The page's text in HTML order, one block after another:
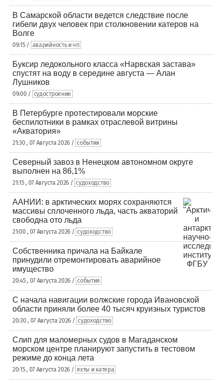
В Самарской области ведется следствие после
гибели двух человек при столкновении катеров на
Волге
09:15 / аварийность и чп
Буксир ледокольного класса «Нарвская застава»
спустят на воду в середине августа — Алан
Лушников
09:00 / судостроение
В Петербурге протестировали морские
беспилотники в рамках отраслевой витрины
«Акватория»
21:30 , 07 Августа 2026 / события
Северный завоз в Ненецком автономном округе
выполнен на 86,1%
21:15 , 07 Августа 2026 / судоходство
ААНИИ: в арктических морях сохраняются
массивы сплоченного льда, часть акваторий
свободна ото льда
21:00 , 07 Августа 2026 / судоходство
Собственника причала на Байкале
принудили отремонтировать аварийное
имущество
20:45 , 07 Августа 2026 / события
С начала навигации волжские города Ивановской
области приняли более 40 тысяч круизных туристов
20:30 , 07 Августа 2026 / судоходство
Слип для маломерных судов в Магаданском
морском центре планируют запустить в тестовом
режиме до конца лета
20:15 , 07 Августа 2026 / яхты и катера